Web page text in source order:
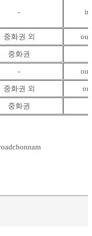
-
중화권 외
중화권
-
중화권 외
중화권